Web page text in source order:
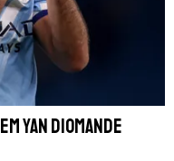
Yan Diomande